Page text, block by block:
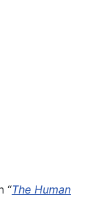
“The Human